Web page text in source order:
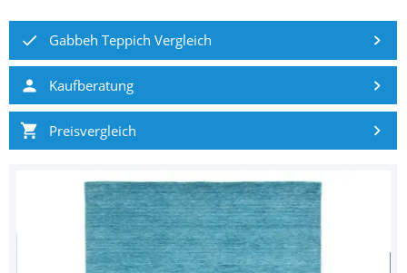
Gabbeh Teppich Vergleich
Kaufberatung
Preisvergleich